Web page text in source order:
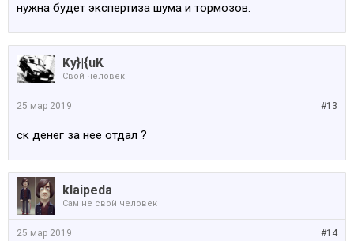
нужна будет экспертиза шума и тормозов.
Ky}|{uK
Свой человек
#13
25 мар 2019
ск денег за нее отдал ?
klaipeda
Сам не свой человек
#14
25 мар 2019